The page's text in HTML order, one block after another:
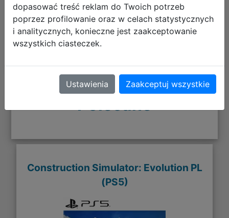
+ dodaj swoją opinię
Polecane
Construction Simulator: Evolution PL
(PS5)
dopasować treść reklam do Twoich potrzeb
poprzez profilowanie oraz w celach statystycznych
i analitycznych, konieczne jest zaakceptowanie
wszystkich ciasteczek.
Ustawienia Zaakceptuj wszystkie